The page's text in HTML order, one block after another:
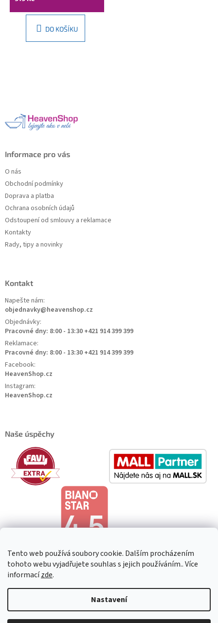
Tento web používá soubory cookie. Dalším procházením
tohoto webu vyjadřujete souhlas s jejich používáním.. Více
informacízde.
Nastavení
DO KOŠÍKU
Informace pro vás
O nás
Obchodní podmínky
Doprava a platba
Ochrana osobních údajů
Odstoupení od smlouvy a reklamace
Kontakty
Rady, tipy a novinky
Kontakt
Napešte nám:
objednavky@heavenshop.cz
Objednávky:
Pracovné dny: 8:00 - 13:30 +421 914 399 399
Reklamace:
Pracovné dny: 8:00 - 13:30 +421 914 399 399
Facebook:
HeavenShop.cz
Instagram:
HeavenShop.cz
Naše úspěchy
HeavenShop. Všechna práva vyhrazena.